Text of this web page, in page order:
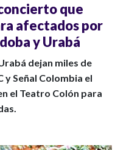
que
afectados por
y Urabá
dejan miles de
y Señal Colombia el
el Teatro Colón para